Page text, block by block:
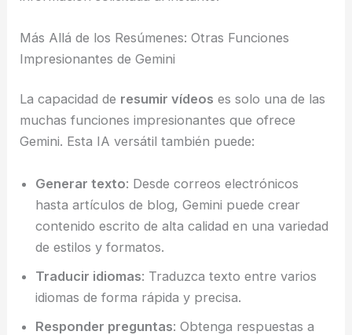
Más Allá de los Resúmenes: Otras Funciones
Impresionantes de Gemini
La capacidad de resumir vídeos es solo una de las
muchas funciones impresionantes que ofrece
Gemini. Esta IA versátil también puede:
Generar texto: Desde correos electrónicos
hasta artículos de blog, Gemini puede crear
contenido escrito de alta calidad en una variedad
de estilos y formatos.
Traducir idiomas: Traduzca texto entre varios
idiomas de forma rápida y precisa.
Responder preguntas: Obtenga respuestas a